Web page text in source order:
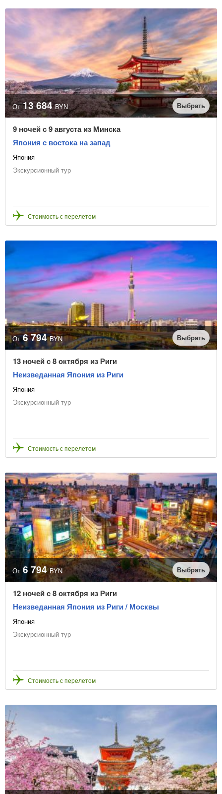
От 13 684 BYN Выбрать
9 ночей с 9 августа из Минска
Япония с востока на запад
Япония
Экскурсионный тур
Стоимость с перелетом
От 6 794 BYN Выбрать
13 ночей с 8 октября из Риги
Неизведанная Япония из Риги
Япония
Экскурсионный тур
Стоимость с перелетом
От 6 794 BYN Выбрать
12 ночей с 8 октября из Риги
Неизведанная Япония из Риги / Москвы
Япония
Экскурсионный тур
Стоимость с перелетом